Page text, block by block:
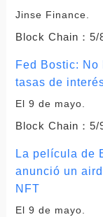
Jinse Finance.
Block Chain： 5/
Fed Bostic:
tasas de
El 9 de mayo.
Block Chain： 5/
La película de
anunció un
NFT
El 9 de mayo.